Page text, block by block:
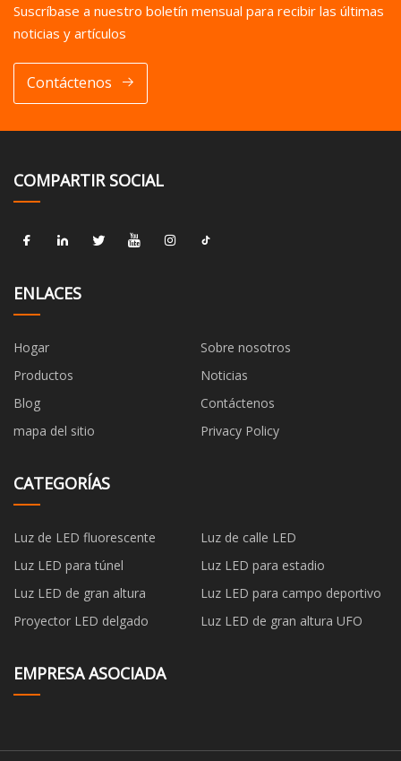
Suscríbase a nuestro boletín mensual para recibir las últimas
noticias y artículos
Contáctenos
COMPARTIR SOCIAL
ENLACES
Hogar
Sobre nosotros
Productos
Noticias
Blog
Contáctenos
mapa del sitio
Privacy Policy
CATEGORÍAS
Luz de LED fluorescente
Luz de calle LED
Luz LED para túnel
Luz LED para estadio
Luz LED de gran altura
Luz LED para campo deportivo
Proyector LED delgado
Luz LED de gran altura UFO
EMPRESA ASOCIADA